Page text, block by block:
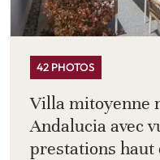
42 PHOTOS
Villa mitoyenne
Andalucia avec
prestations haut